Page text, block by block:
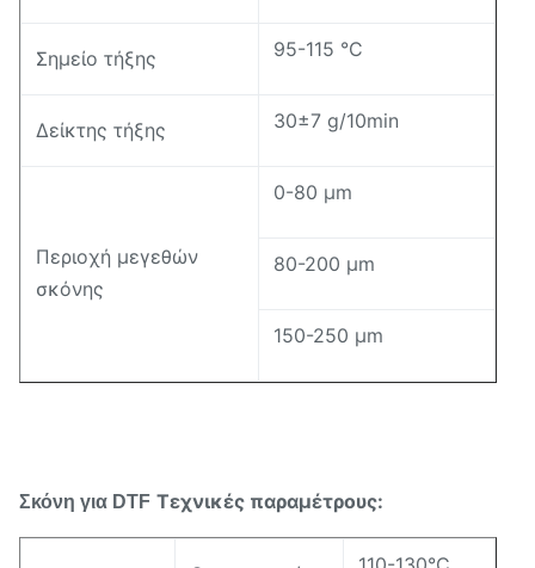
Σημείο τήξης 95-115 °C
Δείκτης τήξης 30±7 g/10min
Περιοχή μεγεθών
σκόνης
0-80 μm
80-200 μm
150-250 μm
Σκόνη για DTF Τεχνικές παραμέτρους: